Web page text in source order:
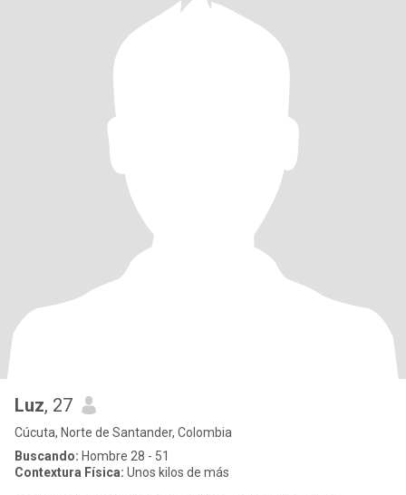
Luz, 27
Cúcuta, Norte de Santander, Colombia
Buscando: Hombre 28 - 51
Contextura Física: Unos kilos de más